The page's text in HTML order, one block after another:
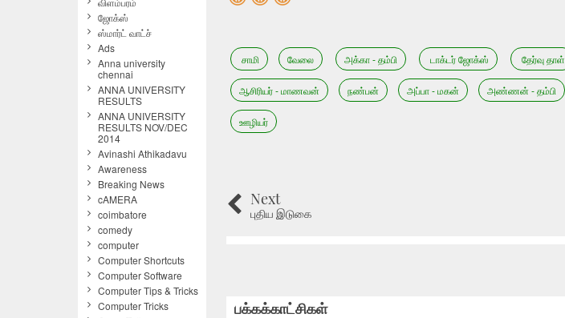
சாமி வேலை அக்கா - தம்பி டாக்டர் ஜோக்ஸ் தேர்வு தாள்
ஆசிரியர் - மாணவன் நண்பன் அப்பா - மகன் அண்ணன் - தம்பி
ஊழியர்
Next
புதிய இடுகை
பக்கக்காட்சிகள்
ஜோக்ஸ்
ஸ்மார்ட் வாட்ச்
Ads
Anna university
chennai
ANNA UNIVERSITY
RESULTS
ANNA UNIVERSITY
RESULTS NOV/DEC
2014
Avinashi Athikadavu
Awareness
Breaking News
cAMERA
coimbatore
comedy
computer
Computer Shortcuts
Computer Software
Computer Tips & Tricks
Computer Tricks